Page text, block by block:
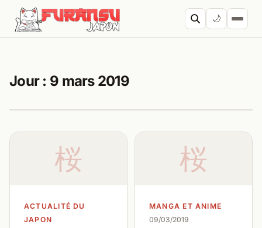
Aller au contenu
🌙
Jour : 9 mars 2019
桜
ACTUALITÉ DU
JAPON
桜
MANGA ET ANIME
09/03/2019